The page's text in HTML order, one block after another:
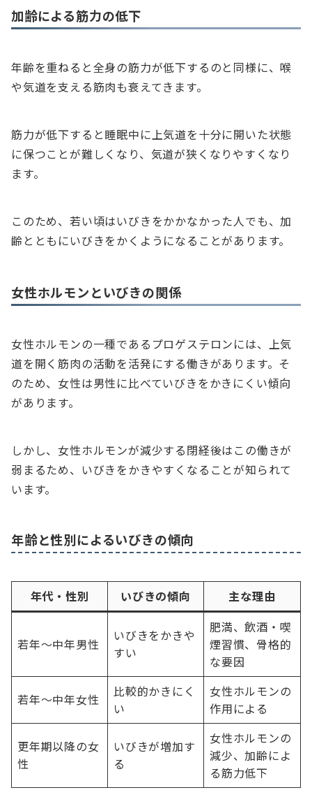
加齢による筋力の低下
年齢を重ねると全身の筋力が低下するのと同様に、喉
や気道を支える筋肉も衰えてきます。
筋力が低下すると睡眠中に上気道を十分に開いた状態
に保つことが難しくなり、気道が狭くなりやすくなり
ます。
このため、若い頃はいびきをかかなかった人でも、加
齢とともにいびきをかくようになることがあります。
女性ホルモンといびきの関係
女性ホルモンの一種であるプロゲステロンには、上気
道を開く筋肉の活動を活発にする働きがあります。そ
のため、女性は男性に比べていびきをかきにくい傾向
があります。
しかし、女性ホルモンが減少する閉経後はこの働きが
弱まるため、いびきをかきやすくなることが知られて
います。
年齢と性別によるいびきの傾向
年代・性別 いびきの傾向 主な理由
若年〜中年男性
いびきをかきや
すい
肥満、飲酒・喫
煙習慣、骨格的
な要因
若年〜中年女性
比較的かきにく
い
女性ホルモンの
作用による
更年期以降の女
性
いびきが増加す
る
女性ホルモンの
減少、加齢によ
る筋力低下